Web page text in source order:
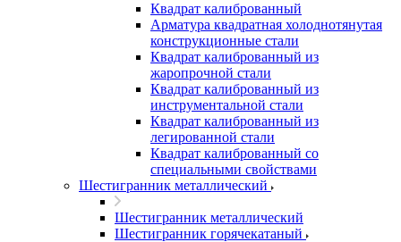
Квадрат калиброванный
Арматура квадратная холоднотянутая
конструкционные стали
Квадрат калиброванный из
жаропрочной стали
Квадрат калиброванный из
инструментальной стали
Квадрат калиброванный из
легированной стали
Квадрат калиброванный со
специальными свойствами
Шестигранник металлический
Шестигранник металлический
Шестигранник горячекатаный